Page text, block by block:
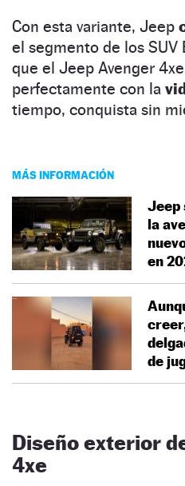
Con esta variante, Jeep
el segmento de los SUV
que el Jeep Avenger
perfectamente con la
tiempo, conquista sin
MÁS INFORMACIÓN
Jeep
la
en
de
Diseño exterior
4xe